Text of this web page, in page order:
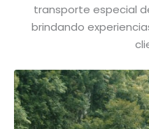
transporte especial
brindando